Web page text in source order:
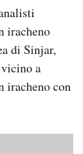
iracheno
di Sinjar,
a
iracheno con